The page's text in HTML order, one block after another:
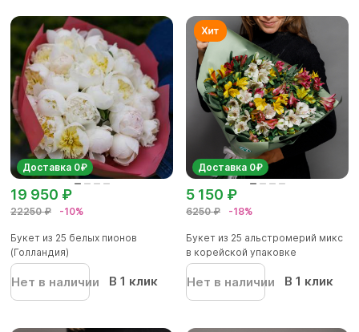
Доставка 0₽
22250 ₽ -10%
19 950 ₽
Букет из 25 белых пионов
(Голландия)
Нет в наличии В 1 клик
Доставка 0₽
6250 ₽ -18%
5 150 ₽
Букет из 25 альстромерий микс
в корейской упаковке
Нет в наличии В 1 клик